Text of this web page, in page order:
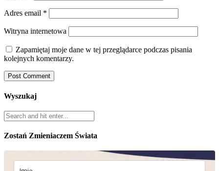
Adres email *
Witryna internetowa
Zapamiętaj moje dane w tej przeglądarce podczas pisania
kolejnych komentarzy.
Wyszukaj
Zostań Zmieniaczem Świata